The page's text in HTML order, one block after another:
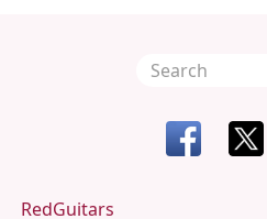
RedGuitars